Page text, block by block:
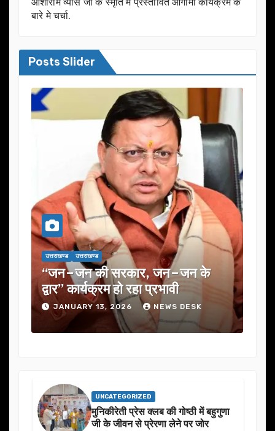
बारे मे चर्चा.
Posts Slider
उत्तराखण्ड उत्तराखण्ड
“जन–जन की सरकार, जन–जन के
द्वार” कार्यक्रम हो रहा प्रभावी
JANUARY 13, 2026 NEWS DESK
UNCATEGORIZED
मुनिकीरेती प्रेस क्लब की गोष्ठी में बहुगुणा
जी के जीवन से प्रेरणा लेने पर जोर